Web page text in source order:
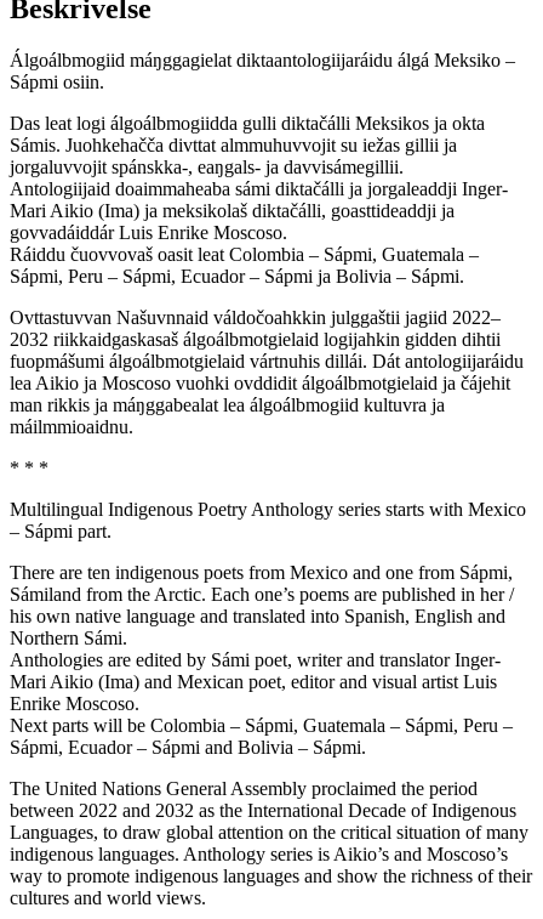
Beskrivelse
Álgoálbmogiid máŋggagielat diktaantologiijaráidu álgá Meksiko –
Sápmi osiin.
Das leat logi álgoálbmogiidda gulli diktačálli Meksikos ja okta
Sámis. Juohkehačča divttat almmuhuvvojit su iežas gillii ja
jorgaluvvojit spánskka-, eaŋgals- ja davvisámegillii.
Antologiijaid doaimmaheaba sámi diktačálli ja jorgaleaddji Inger-
Mari Aikio (Ima) ja meksikolaš diktačálli, goasttideaddji ja
govvadáiddár Luis Enrike Moscoso.
Ráiddu čuovvovaš oasit leat Colombia – Sápmi, Guatemala –
Sápmi, Peru – Sápmi, Ecuador – Sápmi ja Bolivia – Sápmi.
Ovttastuvvan Našuvnnaid váldočoahkkin julggaštii jagiid 2022–
2032 riikkaidgaskasaš álgoálbmotgielaid logijahkin gidden dihtii
fuopmášumi álgoálbmotgielaid vártnuhis dillái. Dát antologiijaráidu
lea Aikio ja Moscoso vuohki ovddidit álgoálbmotgielaid ja čájehit
man rikkis ja máŋggabealat lea álgoálbmogiid kultuvra ja
máilmmioaidnu.
* * *
Multilingual Indigenous Poetry Anthology series starts with Mexico
– Sápmi part.
There are ten indigenous poets from Mexico and one from Sápmi,
Sámiland from the Arctic. Each one’s poems are published in her /
his own native language and translated into Spanish, English and
Northern Sámi.
Anthologies are edited by Sámi poet, writer and translator Inger-
Mari Aikio (Ima) and Mexican poet, editor and visual artist Luis
Enrike Moscoso.
Next parts will be Colombia – Sápmi, Guatemala – Sápmi, Peru –
Sápmi, Ecuador – Sápmi and Bolivia – Sápmi.
The United Nations General Assembly proclaimed the period
between 2022 and 2032 as the International Decade of Indigenous
Languages, to draw global attention on the critical situation of many
indigenous languages. Anthology series is Aikio’s and Moscoso’s
way to promote indigenous languages and show the richness of their
cultures and world views.